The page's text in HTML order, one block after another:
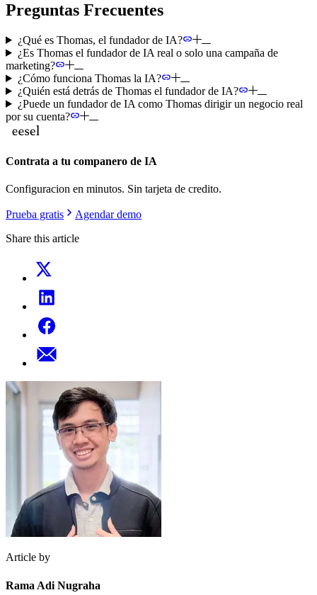
Preguntas Frecuentes
¿Qué es Thomas, el fundador de IA?
¿Es Thomas el fundador de IA real o solo una campaña de
marketing?
¿Cómo funciona Thomas la IA?
¿Quién está detrás de Thomas el fundador de IA?
¿Puede un fundador de IA como Thomas dirigir un negocio real
por su cuenta?
Contrata a tu companero de IA
Configuracion en minutos. Sin tarjeta de credito.
Prueba gratis
Agendar demo
Share this article
Article by
Rama Adi Nugraha